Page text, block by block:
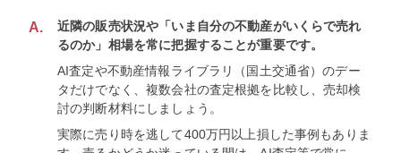
A.
近隣の販売状況や「いま自分の不動産がいくらで売れ
るのか」相場を常に把握することが重要です。
AI査定や不動産情報ライブラリ（国土交通省）のデー
タだけでなく、複数会社の査定根拠を比較し、売却検
討の判断材料にしましょう。
実際に売り時を逃して400万円以上損した事例もありま